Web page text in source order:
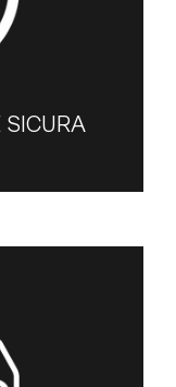
SICURA